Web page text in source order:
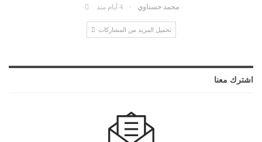
محمد حسناوي 4 أيام منذ
تحميل المزيد من المشاركات
اشترك معنا